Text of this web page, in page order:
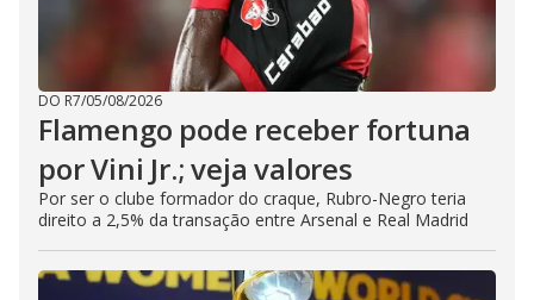
DO R7/05/08/2026
Flamengo pode receber fortuna
por Vini Jr.; veja valores
Por ser o clube formador do craque, Rubro-Negro teria
direito a 2,5% da transação entre Arsenal e Real Madrid